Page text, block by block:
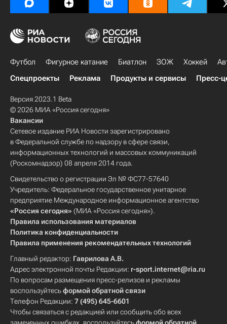
Футбол Фигурное катание Биатлон ЗОЖ Хоккей
Спецпроекты
Реклама Продукты и сервисы Пресс-
Версия 2023.1 Beta
© 2026 МИА «Россия сегодня»
Вакансии
Сетевое издание РИА Новости зарегистрировано
в Федеральной службе по надзору в сфере связи,
информационных технологий и массовых коммуникаций
(Роскомнадзор) 08 апреля 2014 года.
Свидетельство о регистрации Эл № ФС77-57640
Учредитель: Федеральное государственное унитарное
предприятие Международное информационное агентство
«Россия сегодня» (МИА «Россия сегодня»).
Правила использования материалов
Политика конфиденциальности
Правила применения рекомендательных технологий
Главный редактор: Гаврилова А.В.
Адрес электронной почты Редакции: r-sport.internet@ria.ru
По вопросам размещения пресс-релизов и рекламы
воспользуйтесьформой обратной связи
Телефон Редакции: 7 (495) 645-6601
Чтобы связаться с редакцией или сообщить обо всех